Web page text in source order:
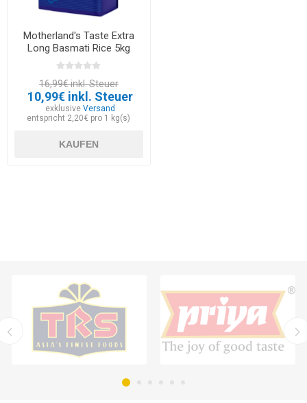
Motherland's Taste Extra
Long Basmati Rice 5kg
16,99€ inkl. Steuer
10,99€ inkl. Steuer
exklusiveVersand
entspricht 2,20€ pro 1 kg(s)
KAUFEN